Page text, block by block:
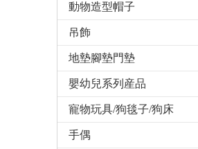
動物造型帽子
吊飾
地墊腳墊門墊
嬰幼兒系列産品
寵物玩具/狗毯子/狗床
手偶